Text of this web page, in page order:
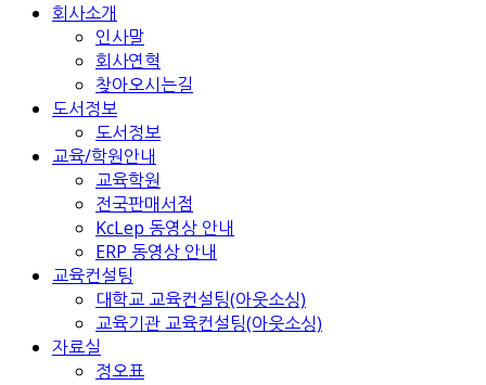
회사소개
인사말
회사연혁
찾아오시는길
도서정보
도서정보
교육/학원안내
교육학원
전국판매서점
KcLep 동영상 안내
ERP 동영상 안내
교육컨설팅
대학교 교육컨설팅(아웃소싱)
교육기관 교육컨설팅(아웃소싱)
자료실
정오표